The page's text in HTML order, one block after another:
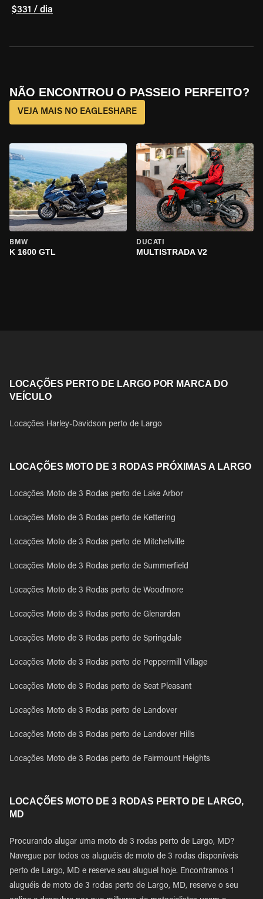
$331 / dia
NÃO ENCONTROU O PASSEIO PERFEITO?
VEJA MAIS NO EAGLESHARE
BMW
K 1600 GTL
DUCATI
MULTISTRADA V2
LOCAÇÕES PERTO DE LARGO POR MARCA DO
VEÍCULO
Locações Harley-Davidson perto de Largo
LOCAÇÕES MOTO DE 3 RODAS PRÓXIMAS A LARGO
Locações Moto de 3 Rodas perto de Lake Arbor
Locações Moto de 3 Rodas perto de Kettering
Locações Moto de 3 Rodas perto de Mitchellville
Locações Moto de 3 Rodas perto de Summerfield
Locações Moto de 3 Rodas perto de Woodmore
Locações Moto de 3 Rodas perto de Glenarden
Locações Moto de 3 Rodas perto de Springdale
Locações Moto de 3 Rodas perto de Peppermill Village
Locações Moto de 3 Rodas perto de Seat Pleasant
Locações Moto de 3 Rodas perto de Landover
Locações Moto de 3 Rodas perto de Landover Hills
Locações Moto de 3 Rodas perto de Fairmount Heights
LOCAÇÕES MOTO DE 3 RODAS PERTO DE LARGO,
MD
Procurando alugar uma moto de 3 rodas perto de Largo, MD?
Navegue por todos os aluguéis de moto de 3 rodas disponíveis
perto de Largo, MD e reserve seu aluguel hoje. Encontramos 1
aluguéis de moto de 3 rodas perto de Largo, MD, reserve o seu